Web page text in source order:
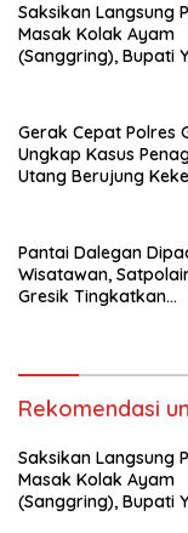
Saksikan Langsung
Masak Kolak Ayam
(Sanggring), Bupati
Gerak Cepat Polres
Ungkap Kasus
Utang Berujung
Pantai Dalegan
Wisatawan,
Gresik Tingkatkan
Rekomendasi
Saksikan Langsung
Masak Kolak Ayam
(Sanggring), Bupati